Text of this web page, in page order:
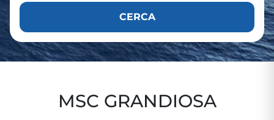
CERCA
MSC GRANDIOSA